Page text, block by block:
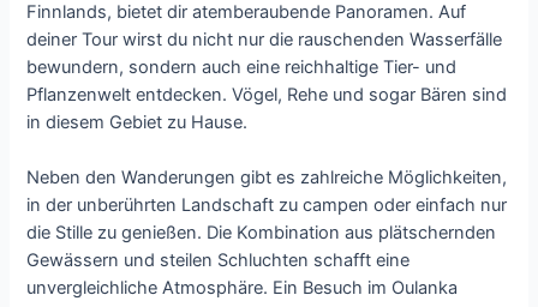
Finnlands, bietet dir atemberaubende Panoramen. Auf
deiner Tour wirst du nicht nur die rauschenden Wasserfälle
bewundern, sondern auch eine reichhaltige Tier- und
Pflanzenwelt entdecken. Vögel, Rehe und sogar Bären sind
in diesem Gebiet zu Hause.
Neben den Wanderungen gibt es zahlreiche Möglichkeiten,
in der unberührten Landschaft zu campen oder einfach nur
die Stille zu genießen. Die Kombination aus plätschernden
Gewässern und steilen Schluchten schafft eine
unvergleichliche Atmosphäre. Ein Besuch im Oulanka